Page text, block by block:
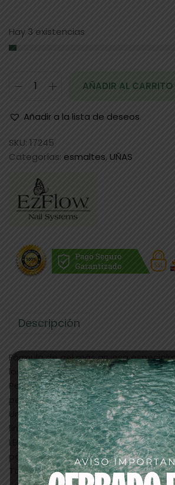
Hay 3 existencias
AÑADIR AL CARRITO
Añadir a la lista de deseos
SKU: 17245
Categorías: esmaltes, UÑAS
Descripción
Fórmula de gel más gruesa
los especialistas del Nail Art.
Permite a los técnicos en Uñas
perfección absoluta desde la
Un pincel diseñado con la fórmula
líneas bien definidas.Cura 30
LED y 3 minutos bajo lámpara UV.
para la segunda capa.
Tamaño 14 ml.